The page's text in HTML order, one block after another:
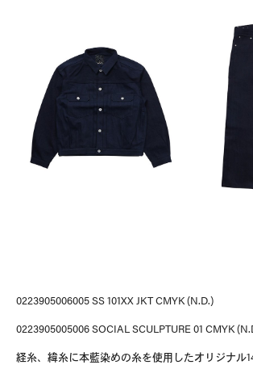
0223905006005 SS 101XX JKT CMYK (N.D.)
0223905005006 SOCIAL SCULPTURE 01 CMYK
経糸、緯糸に本藍染めの糸を使用したオリジナル